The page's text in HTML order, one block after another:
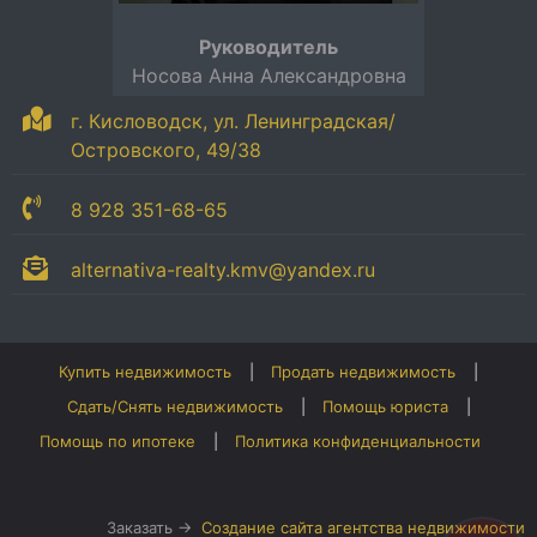
г. Кисловодск, ул. Ленинградская/
Островского, 49/38
8 928 351-68-65
alternativa-realty.kmv@yandex.ru
Руководитель
Носова Анна Александровна
Купить недвижимость
Продать недвижимость
Сдать/Снять недвижимость
Помощь юриста
Помощь по ипотеке
Политика конфиденциальности
Заказать → Создание сайта агентства недвижимости